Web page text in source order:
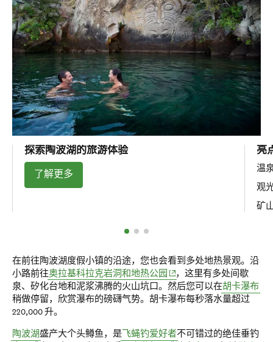
探索陶波湖的旅游体验
了解更多
亮
温
观
矿
在前往陶波湖度假小镇的沿途，您也会看到多处地热景观。沿
小路前往奥拉基科拉克岩洞和地热公园 (opens in new window)
，这里有多处间歇
泉、矽化台地和泥浆沸腾的火山坑口。然后您可以在胡卡瀑布
稍做停留，欣赏瀑布的磅礴气势。胡卡瀑布每秒落水量超过
220,000 升。
陶波湖盛产大个头鳟鱼，是飞蝇钓爱好者不可错过的绝佳垂钓